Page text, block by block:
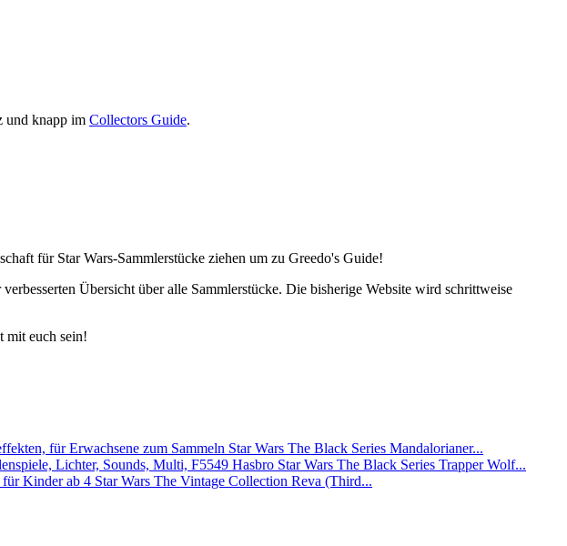
und knapp im Collectors Guide.
für Star Wars-Sammlerstücke ziehen um zu Greedo's Guide!
Übersicht über alle Sammlerstücke. Die bisherige Website wird schrittweise
mit euch sein!
Star Wars The Black Series Mandalorianer...
Hasbro Star Wars The Black Series Trapper Wolf...
Star Wars The Vintage Collection Reva (Third...